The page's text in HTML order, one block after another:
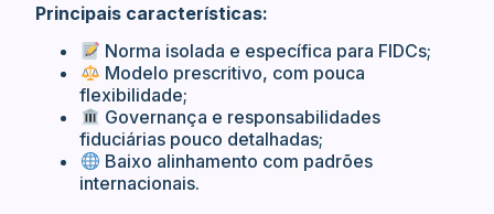
Principais características:
Norma isolada e específica para FIDCs;
Modelo prescritivo, com pouca
flexibilidade;
Governança e responsabilidades
fiduciárias pouco detalhadas;
Baixo alinhamento com padrões
internacionais.